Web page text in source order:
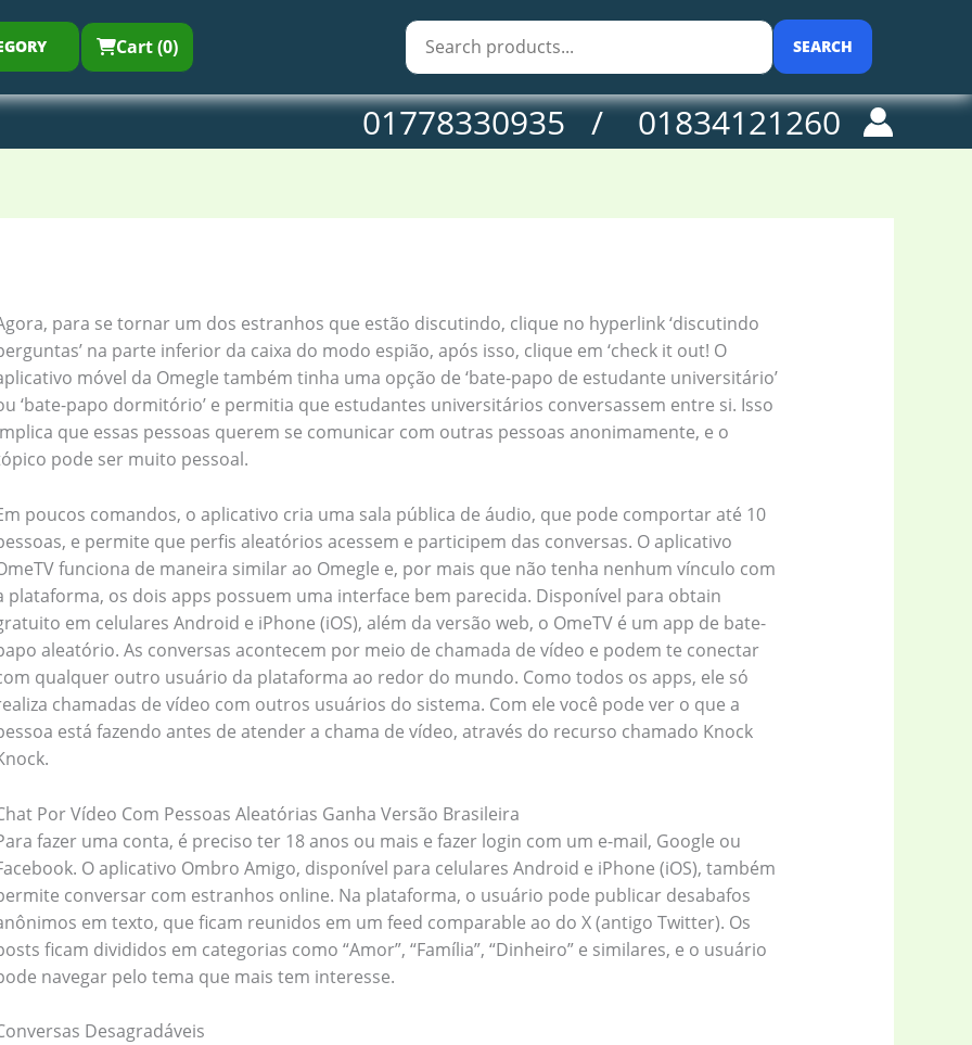
Cart (0) SEARCH
01778330935 / 01834121260
para se tornar um dos estranhos que estão discutindo, clique no hyperlink ‘discutindo
na parte inferior da caixa do modo espião, após isso, clique em ‘check it out! O
móvel da Omegle também tinha uma opção de ‘bate-papo de estudante universitário’
‘bate-papo dormitório’ e permitia que estudantes universitários conversassem entre si. Isso
que essas pessoas querem se comunicar com outras pessoas anonimamente, e o
pode ser muito pessoal.
poucos comandos, o aplicativo cria uma sala pública de áudio, que pode comportar até 10
e permite que perfis aleatórios acessem e participem das conversas. O aplicativo
funciona de maneira similar ao Omegle e, por mais que não tenha nenhum vínculo com
plataforma, os dois apps possuem uma interface bem parecida. Disponível para obtain
em celulares Android e iPhone (iOS), além da versão web, o OmeTV é um app de bate-
aleatório. As conversas acontecem por meio de chamada de vídeo e podem te conectar
qualquer outro usuário da plataforma ao redor do mundo. Como todos os apps, ele só
chamadas de vídeo com outros usuários do sistema. Com ele você pode ver o que a
está fazendo antes de atender a chama de vídeo, através do recurso chamado Knock
Por Vídeo Com Pessoas Aleatórias Ganha Versão Brasileira
fazer uma conta, é preciso ter 18 anos ou mais e fazer login com um e-mail, Google ou
O aplicativo Ombro Amigo, disponível para celulares Android e iPhone (iOS), também
conversar com estranhos online. Na plataforma, o usuário pode publicar desabafos
em texto, que ficam reunidos em um feed comparable ao do X (antigo Twitter). Os
ficam divididos em categorias como “Amor”, “Família”, “Dinheiro” e similares, e o usuário
navegar pelo tema que mais tem interesse.
Desagradáveis